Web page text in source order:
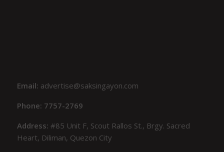
Email: advertise@saksingayon.com
Phone: 7757-2769
Address:#85 Unit F, Scout Rallos St., Brgy. Sacred
Heart, Diliman, Quezon City